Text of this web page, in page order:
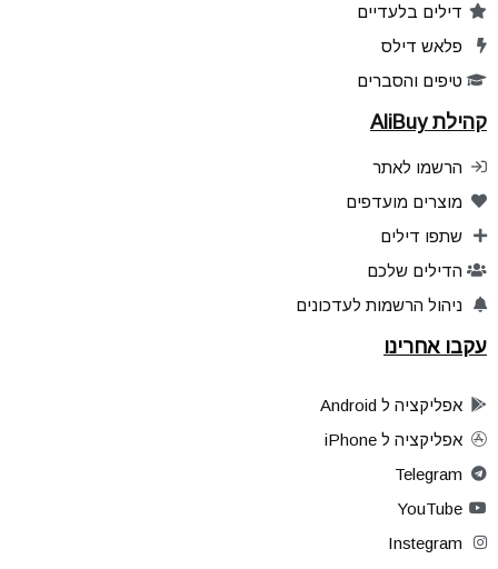
דילים בלעדיים
פלאש דילס
טיפים והסברים
קהילת AliBuy
הרשמו לאתר
מוצרים מועדפים
שתפו דילים
הדילים שלכם
ניהול הרשמות לעדכונים
עקבו אחרינו
אפליקציה ל Android
אפליקציה ל iPhone
Telegram
YouTube
Instegram